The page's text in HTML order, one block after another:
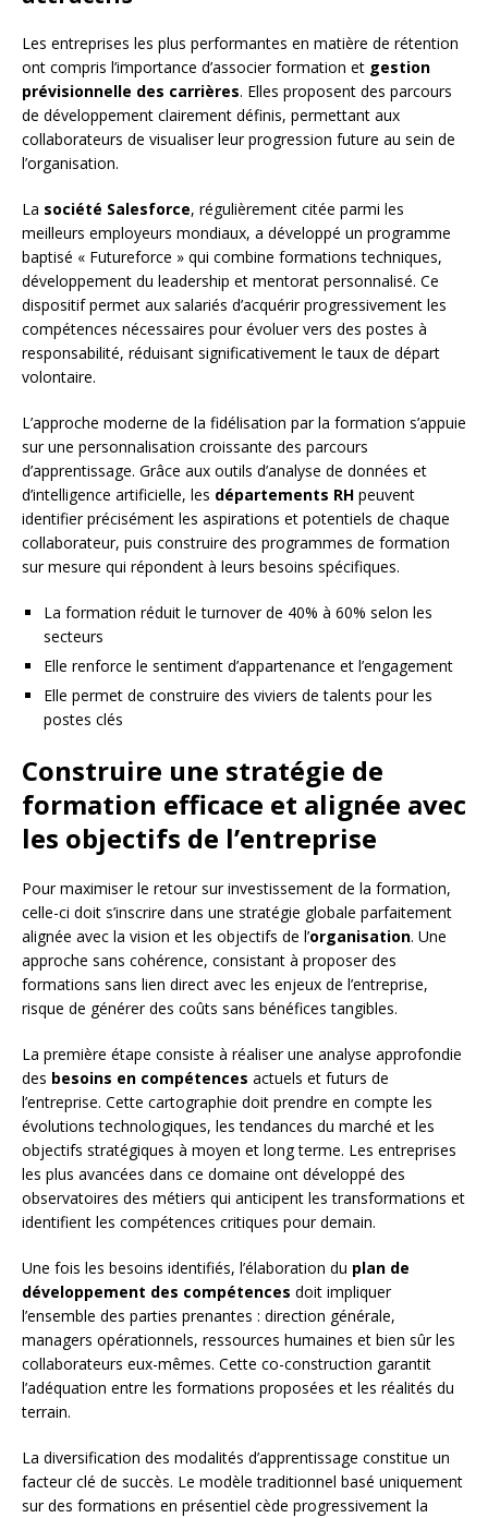
Les entreprises les plus performantes en matière de rétention
ont compris l’importance d’associer formation et gestion
prévisionnelle des carrières. Elles proposent des parcours
de développement clairement définis, permettant aux
collaborateurs de visualiser leur progression future au sein de
l’organisation.
La société Salesforce, régulièrement citée parmi les
meilleurs employeurs mondiaux, a développé un programme
baptisé « Futureforce » qui combine formations techniques,
développement du leadership et mentorat personnalisé. Ce
dispositif permet aux salariés d’acquérir progressivement les
compétences nécessaires pour évoluer vers des postes à
responsabilité, réduisant significativement le taux de départ
volontaire.
L’approche moderne de la fidélisation par la formation s’appuie
sur une personnalisation croissante des parcours
d’apprentissage. Grâce aux outils d’analyse de données et
d’intelligence artificielle, les départements RH peuvent
identifier précisément les aspirations et potentiels de chaque
collaborateur, puis construire des programmes de formation
sur mesure qui répondent à leurs besoins spécifiques.
La formation réduit le turnover de 40% à 60% selon les
secteurs
Elle renforce le sentiment d’appartenance et l’engagement
Elle permet de construire des viviers de talents pour les
postes clés
Construire une stratégie de
formation efficace et alignée avec
les objectifs de l’entreprise
Pour maximiser le retour sur investissement de la formation,
celle-ci doit s’inscrire dans une stratégie globale parfaitement
alignée avec la vision et les objectifs de l’organisation. Une
approche sans cohérence, consistant à proposer des
formations sans lien direct avec les enjeux de l’entreprise,
risque de générer des coûts sans bénéfices tangibles.
La première étape consiste à réaliser une analyse approfondie
des besoins en compétences actuels et futurs de
l’entreprise. Cette cartographie doit prendre en compte les
évolutions technologiques, les tendances du marché et les
objectifs stratégiques à moyen et long terme. Les entreprises
les plus avancées dans ce domaine ont développé des
observatoires des métiers qui anticipent les transformations et
identifient les compétences critiques pour demain.
Une fois les besoins identifiés, l’élaboration du plan de
développement des compétences doit impliquer
l’ensemble des parties prenantes : direction générale,
managers opérationnels, ressources humaines et bien sûr les
collaborateurs eux-mêmes. Cette co-construction garantit
l’adéquation entre les formations proposées et les réalités du
terrain.
La diversification des modalités d’apprentissage constitue un
facteur clé de succès. Le modèle traditionnel basé uniquement
sur des formations en présentiel cède progressivement la